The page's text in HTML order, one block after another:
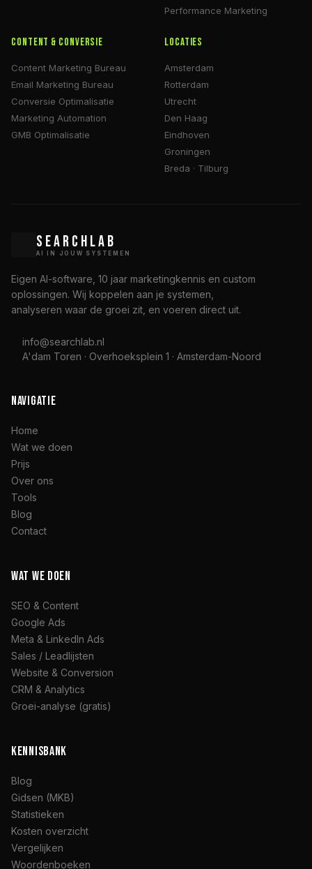
Performance Marketing
Content & Conversie
Content Marketing Bureau
Email Marketing Bureau
Conversie Optimalisatie
Marketing Automation
GMB Optimalisatie
Locaties
Amsterdam
Rotterdam
Utrecht
Den Haag
Eindhoven
Groningen
Breda · Tilburg
SEARCHLAB
AI IN JOUW SYSTEMEN
Eigen AI-software, 10 jaar marketingkennis en custom
oplossingen. Wij koppelen aan je systemen,
analyseren waar de groei zit, en voeren direct uit.
info@searchlab.nl
A'dam Toren · Overhoeksplein 1 · Amsterdam-Noord
NAVIGATIE
Home
Wat we doen
Prijs
Over ons
Tools
Blog
Contact
WAT WE DOEN
SEO & Content
Google Ads
Meta & LinkedIn Ads
Sales / Leadlijsten
Website & Conversion
CRM & Analytics
Groei-analyse (gratis)
KENNISBANK
Blog
Gidsen (MKB)
Statistieken
Kosten overzicht
Vergelijken
Woordenboeken